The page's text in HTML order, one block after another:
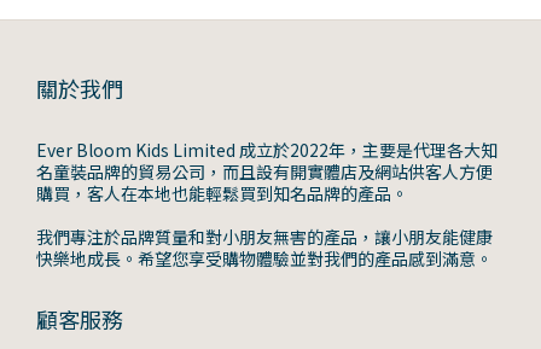
關於我們
Ever Bloom Kids Limited 成立於2022年，主要是代理各大知
名童裝品牌的貿易公司，而且設有開實體店及網站供客人方便
購買，客人在本地也能輕鬆買到知名品牌的產品。
我們專注於品牌質量和對小朋友無害的產品，讓小朋友能健康
快樂地成長。希望您享受購物體驗並對我們的產品感到滿意。
顧客服務